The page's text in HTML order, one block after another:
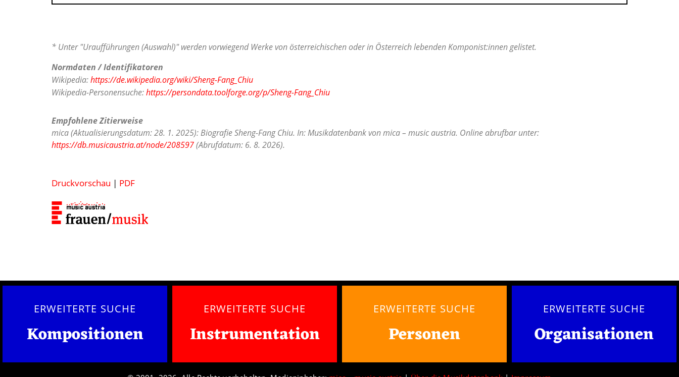
* Unter "Uraufführungen (Auswahl)" werden vorwiegend Werke von österreichischen oder in Österreich lebenden Komponist:innen gelistet.
Normdaten / Identifikatoren
Wikipedia:https://de.wikipedia.org/wiki/Sheng-Fang_Chiu
Wikipedia-Personensuche:https://persondata.toolforge.org/p/Sheng-Fang_Chiu
Empfohlene Zitierweise
mica (Aktualisierungsdatum: 28. 1. 2025): Biografie Sheng-Fang Chiu. In: Musikdatenbank von mica – music austria. Online abrufbar unter:
https://db.musicaustria.at/node/208597(Abrufdatum: 6. 8. 2026).
Druckvorschau | PDF
ERWEITERTE SUCHE
Kompositionen
ERWEITERTE SUCHE
Instrumentation
ERWEITERTE SUCHE
Personen
ERWEITERTE SUCHE
Organisationen